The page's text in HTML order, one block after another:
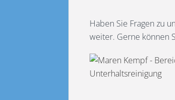
Haben Sie Fragen zu
weiter. Gerne können